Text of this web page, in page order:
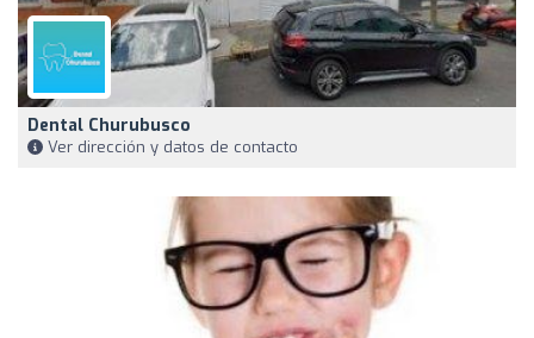
Dental Churubusco
Ver dirección y datos de contacto